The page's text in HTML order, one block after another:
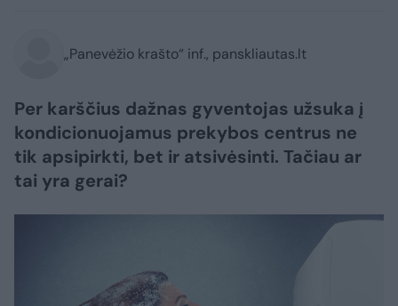
„Panevėžio krašto“ inf., panskliautas.lt
Per karščius dažnas gyventojas užsuka į
kondicionuojamus prekybos centrus ne
tik apsipirkti, bet ir atsivėsinti. Tačiau ar
tai yra gerai?